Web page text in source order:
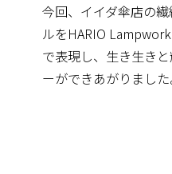
今回、イイダ傘店の
ルをHARIO
で表現し、生き生き
ーができあがりました